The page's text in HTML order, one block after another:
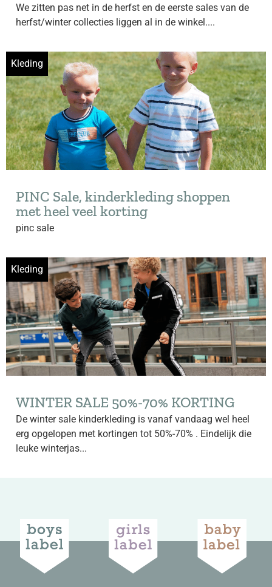
We zitten pas net in de herfst en de eerste sales van de
herfst/winter collecties liggen al in de winkel....
Kleding
PINC Sale, kinderkleding shoppen
met heel veel korting
pinc sale
Kleding
WINTER SALE 50%-70% KORTING
De winter sale kinderkleding is vanaf vandaag wel heel
erg opgelopen met kortingen tot 50%-70% . Eindelijk die
leuke winterjas...